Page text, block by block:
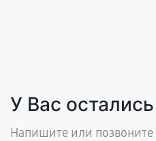
У Вас
Напишите или